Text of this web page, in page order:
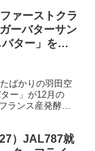
ァーストクラ
ーバターサン
バター」を採
ばかりの羽田空
ー」が12月の
ランス産発酵バ
）JAL787就